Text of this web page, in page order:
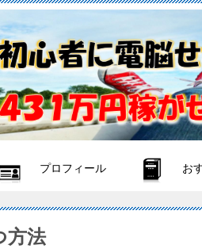
プロフィール お
方法